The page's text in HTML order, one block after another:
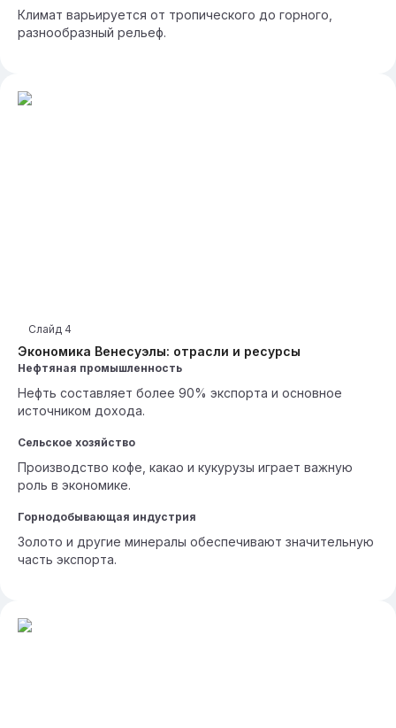
Климат варьируется от тропического до горного,
разнообразный рельеф.
Экономика Венесуэлы: отрасли и ресурсы
Слайд 4
Нефтяная промышленность
Нефть составляет более 90% экспорта и основное
источником дохода.
Сельское хозяйство
Производство кофе, какао и кукурузы играет важную
роль в экономике.
Горнодобывающая индустрия
Золото и другие минералы обеспечивают значительную
часть экспорта.